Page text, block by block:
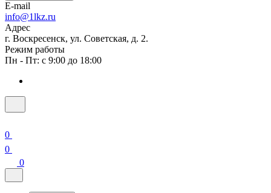
E-mail
info@1lkz.ru
Адрес
г. Воскресенск, ул. Советская, д. 2.
Режим работы
Пн - Пт: с 9:00 до 18:00
0
0
0